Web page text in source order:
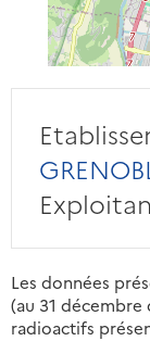
Les données
(au 31 décembre
radioactifs